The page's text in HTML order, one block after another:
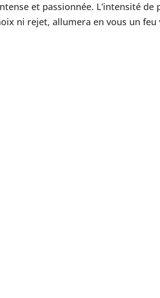
et passionnée. L’intensité de
ni rejet, allumera en vous un